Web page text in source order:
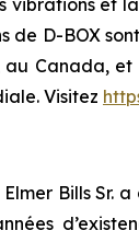
vibrations et
D-BOX
Canada,
Visitez
Bills Sr.